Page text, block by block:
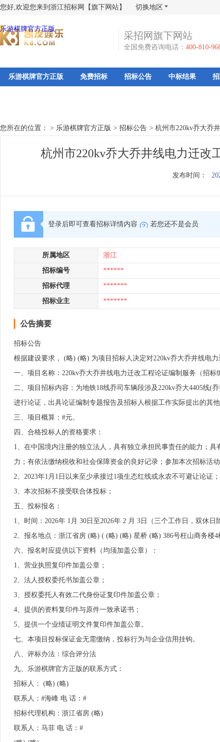
您好,欢迎您来到浙江招标网【旗下网站】 切换地区
乐游棋牌官方正版
采招网旗下网站
全国免费咨询电话： 400-810-
乐游棋牌官方正版 免费招标 招标公告 中标结果
您所在的位置： > 乐游棋牌官方正版 > 招标公告 > 杭州市220kv乔大乔
杭州市220kv乔大乔井线电力迁改
发布时间：
登录后即可查看招标详情内容 若您还不是会员
所属地区 浙江
招标编号 ******
招标代理 *******
招标业主 *******
公告摘要
招标公告
根据建设要求， (略) (略) 为项目招标人决定对220kv乔大乔井线电
一、项目名称：220kv乔大乔井线电力迁改工程论证编制服务（招标
二、项目招标内容：为地铁18线乔司车辆段涉及220kv乔大4405线(
进行论证，出具论证编制专题报告及招标人根据工作实际提出的其
三、项目概算：#元。
四、合格投标人的资格要求：
1、在中国境内注册的独立法人，具有独立承担民事责任的能力；
力；有依法缴纳税收和社会保障资金的良好记录；参加本次招标活
2、2023年1月1日以来至少承接过1项生态红线或永农不可避让论证；
3、本次招标不接受联合体投标；
五、投标报名：
1、时间：2026年 1月 30日至2026年 2 月 3日（三个工作日，双休
2、报名地点：浙江省房 (略) ( (略) (略) 星桥 (略) 386号枉山商务楼
六、报名时应提供以下资料（均须加盖公章）：
1、营业执照复印件加盖公章；
2、法人授权委托书加盖公章；
3、授权委托人有效二代身份证复印件加盖公章；
4、提供的资料复印件与原件一致承诺书；
5、提供一个业绩证明文件复印件加盖公章。
七、本项目投标保证金无需缴纳，投标行为与企业信用挂钩。
八、评标办法：综合评分法
九、乐游棋牌官方正版的联系方式：
招标人： (略) (略)
联系人：#海峰 电 话：#
招标代理机构：浙江省房 (略)
联系人：马菲 电 话：#